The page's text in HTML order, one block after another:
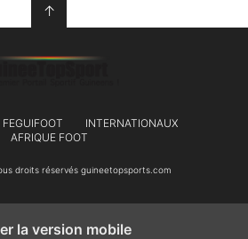
↑
FEGUIFOOT
INTERNATIONAUX
AFRIQUE FOOT
droits réservés guineetopsports.com
la version mobile